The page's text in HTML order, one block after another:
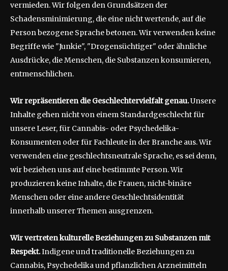
vermieden. Wir folgen den Grundsätzen der
Schadensminimierung, die eine nicht wertende, auf die
Person bezogene Sprache betonen. Wir verwenden keine
Begriffe wie "Junkie", "Drogensüchtiger" oder ähnliche
Ausdrücke, die Menschen, die Substanzen konsumieren,
entmenschlichen.
Wir repräsentieren die Geschlechtervielfalt genau.Unsere
Inhalte gehen nicht von einem Standardgeschlecht für
unsere Leser, für Cannabis- oder Psychedelika-
Konsumenten oder für Fachleute in der Branche aus. Wir
verwenden eine geschlechtsneutrale Sprache, es sei denn,
wir beziehen uns auf eine bestimmte Person. Wir
produzieren keine Inhalte, die Frauen, nicht-binäre
Menschen oder eine andere Geschlechtsidentität
innerhalb unserer Themen ausgrenzen.
Wir vertreten kulturelle Beziehungen zu Substanzen mit
Respekt.Indigene und traditionelle Beziehungen zu
Cannabis, Psychedelika und pflanzlichen Arzneimitteln